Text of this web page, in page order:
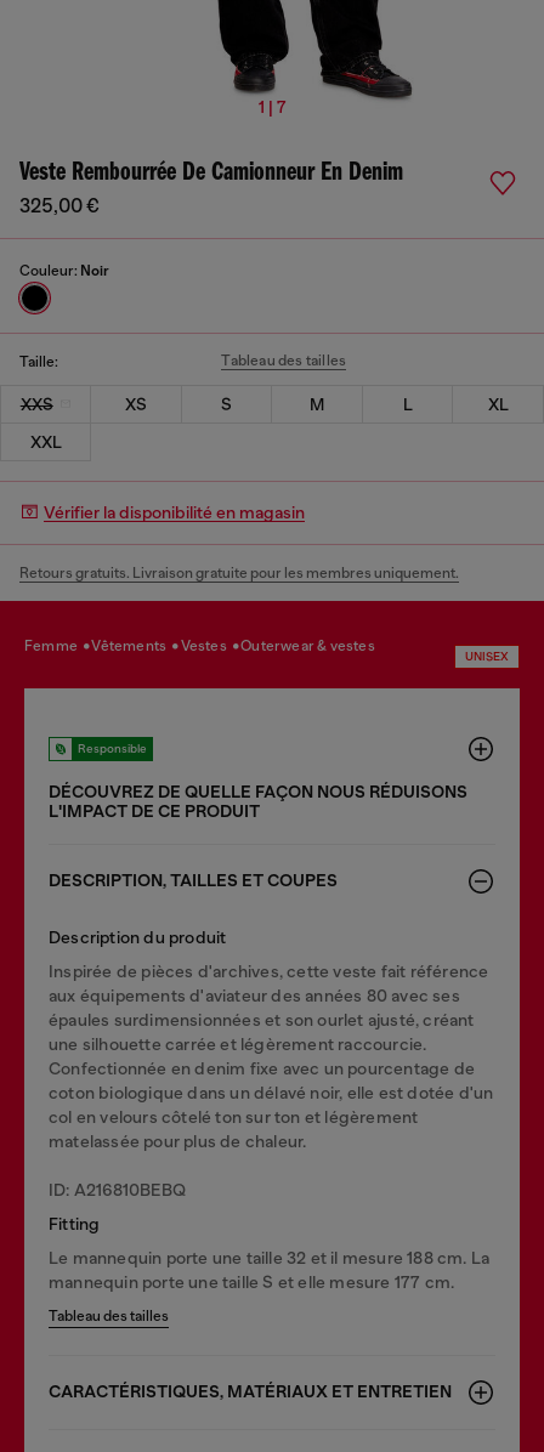
1 | 7
Veste Rembourrée De Camionneur En Denim
325,00 €
Couleur: Noir
Taille: Tableau des tailles
XXS XS S M L
XL
XXL
Vérifier la disponibilité en magasin
Retours gratuits. Livraison gratuite pour les membres uniquement.
femme vêtements vestes outerwear & vestes
UNISEX
Responsible
DÉCOUVREZ DE QUELLE FAÇON NOUS RÉDUISONS
LʹIMPACT DE CE PRODUIT
DESCRIPTION, TAILLES ET COUPES
Description du produit
Inspirée de pièces d'archives, cette veste fait référence
aux équipements d'aviateur des années 80 avec ses
épaules surdimensionnées et son ourlet ajusté, créant
une silhouette carrée et légèrement raccourcie.
Confectionnée en denim fixe avec un pourcentage de
coton biologique dans un délavé noir, elle est dotée d'un
col en velours côtelé ton sur ton et légèrement
matelassée pour plus de chaleur.
ID: A216810BEBQ
Fitting
Le mannequin porte une taille 32 et il mesure 188 cm. La
mannequin porte une taille S et elle mesure 177 cm.
Tableau des tailles
CARACTÉRISTIQUES, MATÉRIAUX ET ENTRETIEN